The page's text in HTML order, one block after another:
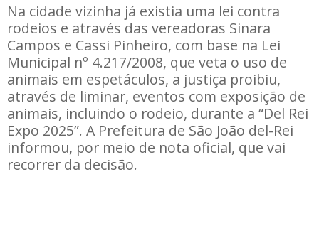
Na cidade vizinha já existia uma lei contra
rodeios e através das vereadoras Sinara
Campos e Cassi Pinheiro, com base na Lei
Municipal nº 4.217/2008, que veta o uso de
animais em espetáculos, a justiça proibiu,
através de liminar, eventos com exposição de
animais, incluindo o rodeio, durante a “Del Rei
Expo 2025”. A Prefeitura de São João del-Rei
informou, por meio de nota oficial, que vai
recorrer da decisão.